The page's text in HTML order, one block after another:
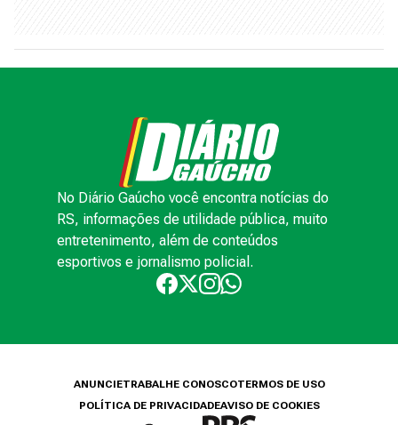
No Diário Gaúcho você encontra notícias do
RS, informações de utilidade pública, muito
entretenimento, além de conteúdos
esportivos e jornalismo policial.
ANUNCIETRABALHE CONOSCOTERMOS DE USO
POLÍTICA DE PRIVACIDADEAVISO DE COOKIES